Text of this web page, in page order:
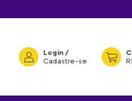
Login /
Cadastre-se